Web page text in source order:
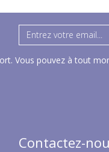
Vous pouvez à tout
Contactez-